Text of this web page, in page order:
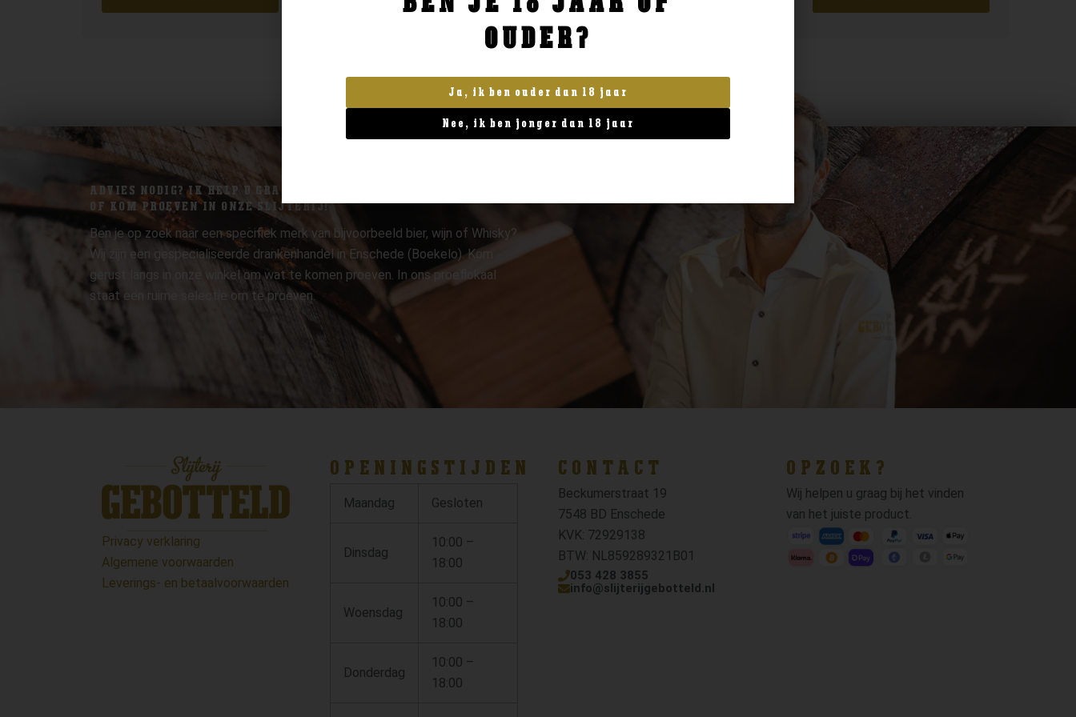
ADVIES NODIG? IK HELP U GRAAG.
OF KOM PROEVEN IN ONZE SLIJTERIJ!
Ben je op zoek naar een specifiek merk van bijvoorbeeld bier, wijn of Whisky?
Wij zijn een gespecialiseerde drankenhandel in Enschede (Boekelo). Kom
gerust langs in onze winkel om wat te komen proeven. In ons proeflokaal
staat een ruime selectie om te proeven.
Privacy verklaring
Algemene voorwaarden
Leverings- en betaalvoorwaarden
OPENINGSTIJDEN
Maandag Gesloten
Dinsdag
10:00 –
18:00
Woensdag
10:00 –
18:00
Donderdag
10:00 –
18:00
CONTACT
Beckumerstraat 19
7548 BD Enschede
KVK: 72929138
BTW: NL859289321B01
053 428 3855
info@slijterijgebotteld.nl
OPZOEK?
Wij helpen u graag bij het vinden
van het juiste product.
OUDER?
Ja, ik ben ouder dan 18 jaar
Nee, ik ben jonger dan 18 jaar